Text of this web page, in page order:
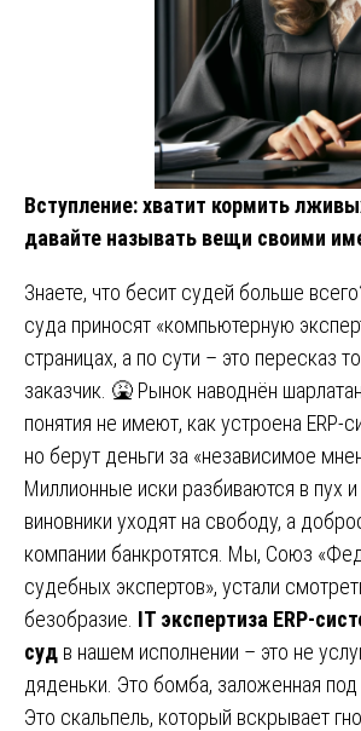
Вступление: хватит кормить
давайте называть вещи своими
Знаете, что бесит судей больше
суда приносят «компьютерную
страницах, а по сути – это пересказ
заказчик. 🤮 Рынок наводнён
понятия не имеют, как устроена ERP-
но берут деньги за «независимое
Миллионные иски разбиваются в пух
виновники уходят на свободу, а
компании банкротятся. Мы, Союз
судебных экспертов», устали
безобразие. IT экспертиза ERP-
суд в нашем исполнении – это не
дяденьки. Это бомба, заложенная под
Это скальпель, который вскрывает